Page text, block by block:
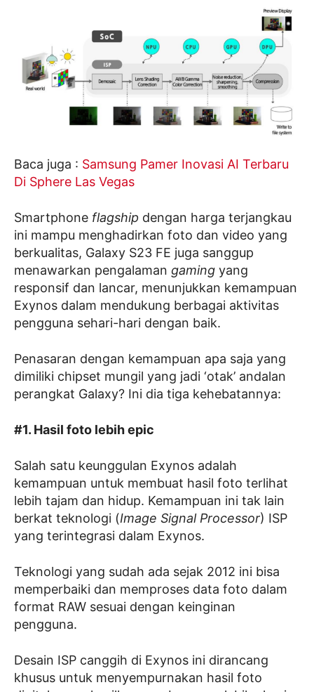
Baca juga : Samsung Pamer Inovasi AI Terbaru
Di Sphere Las Vegas
Smartphone flagship dengan harga terjangkau
ini mampu menghadirkan foto dan video yang
berkualitas, Galaxy S23 FE juga sanggup
menawarkan pengalaman gaming yang
responsif dan lancar, menunjukkan kemampuan
Exynos dalam mendukung berbagai aktivitas
pengguna sehari-hari dengan baik.
Penasaran dengan kemampuan apa saja yang
dimiliki chipset mungil yang jadi ‘otak’ andalan
perangkat Galaxy? Ini dia tiga kehebatannya:
#1. Hasil foto lebih epic
Salah satu keunggulan Exynos adalah
kemampuan untuk membuat hasil foto terlihat
lebih tajam dan hidup. Kemampuan ini tak lain
berkat teknologi (Image Signal Processor) ISP
yang terintegrasi dalam Exynos.
Teknologi yang sudah ada sejak 2012 ini bisa
memperbaiki dan memproses data foto dalam
format RAW sesuai dengan keinginan
pengguna.
Desain ISP canggih di Exynos ini dirancang
khusus untuk menyempurnakan hasil foto